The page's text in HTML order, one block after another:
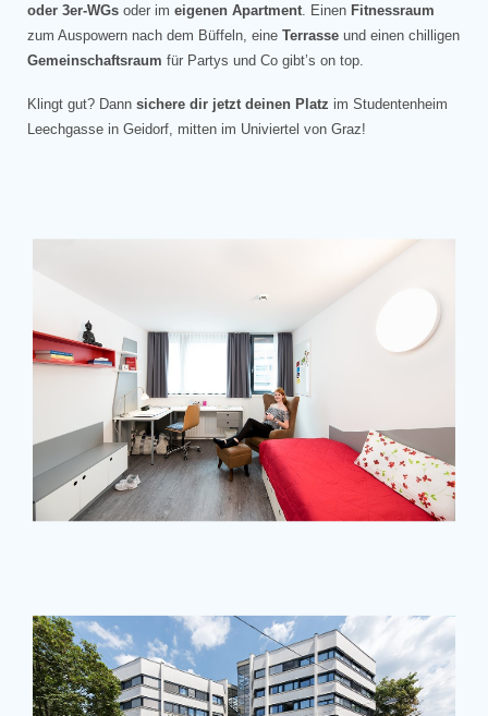
oder 3er-WGs oder im eigenen Apartment . Einen Fitnessraum
zum Auspowern nach dem Büffeln, eine Terrasse und einen chilligen
Gemeinschaftsraum für Partys und Co gibt’s on top.
Klingt gut? Dann sichere dir jetzt deinen Platz im Studentenheim
Leechgasse in Geidorf, mitten im Univiertel von Graz!